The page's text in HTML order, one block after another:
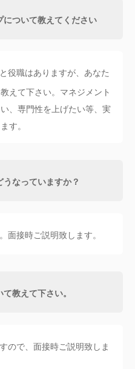
について教えてください
役職はありますが、あなた
えて下さい。マネジメント
、専門性を上げたい等、実
す。
うなっていますか？
面接時ご説明致します。
教えて下さい。
ので、面接時ご説明致しま